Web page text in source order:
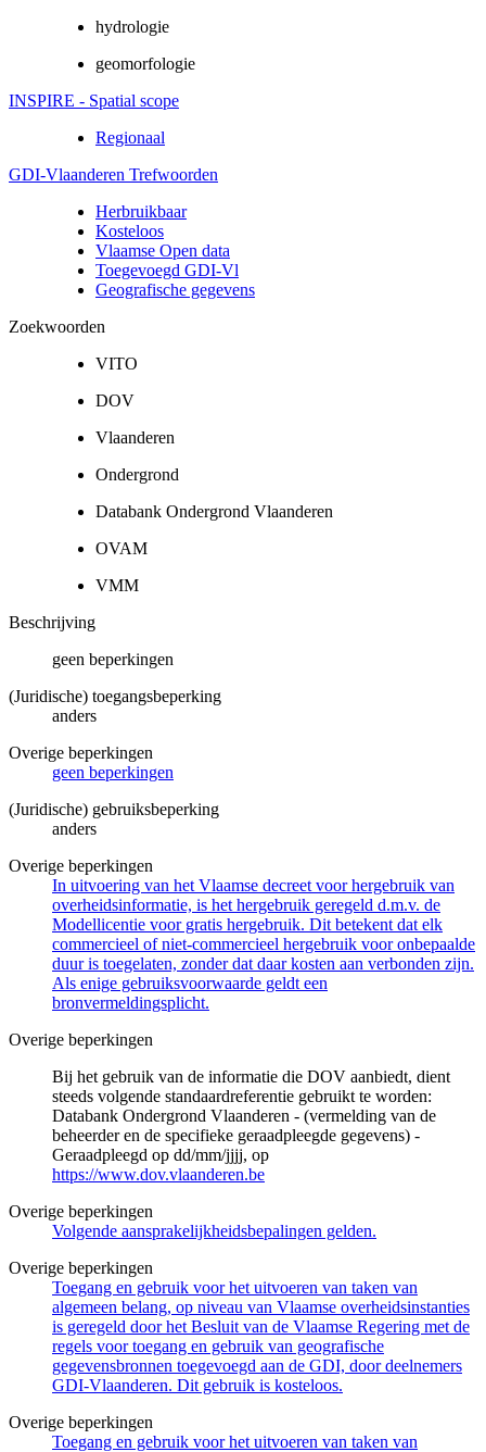
hydrologie
geomorfologie
INSPIRE - Spatial scope
Regionaal
GDI-Vlaanderen Trefwoorden
Herbruikbaar
Kosteloos
Vlaamse Open data
Toegevoegd GDI-Vl
Geografische gegevens
Zoekwoorden
VITO
DOV
Vlaanderen
Ondergrond
Databank Ondergrond Vlaanderen
OVAM
VMM
Beschrijving
geen beperkingen
(Juridische) toegangsbeperking
anders
Overige beperkingen
geen beperkingen
(Juridische) gebruiksbeperking
anders
Overige beperkingen
In uitvoering van het Vlaamse decreet voor hergebruik van
overheidsinformatie, is het hergebruik geregeld d.m.v. de
Modellicentie voor gratis hergebruik. Dit betekent dat elk
commercieel of niet-commercieel hergebruik voor onbepaalde
duur is toegelaten, zonder dat daar kosten aan verbonden zijn.
Als enige gebruiksvoorwaarde geldt een
bronvermeldingsplicht.
Overige beperkingen
Bij het gebruik van de informatie die DOV aanbiedt, dient
steeds volgende standaardreferentie gebruikt te worden:
Databank Ondergrond Vlaanderen - (vermelding van de
beheerder en de specifieke geraadpleegde gegevens) -
Geraadpleegd op dd/mm/jjjj, op
https://www.dov.vlaanderen.be
Overige beperkingen
Volgende aansprakelijkheidsbepalingen gelden.
Overige beperkingen
Toegang en gebruik voor het uitvoeren van taken van
algemeen belang, op niveau van Vlaamse overheidsinstanties
is geregeld door het Besluit van de Vlaamse Regering met de
regels voor toegang en gebruik van geografische
gegevensbronnen toegevoegd aan de GDI, door deelnemers
GDI-Vlaanderen. Dit gebruik is kosteloos.
Overige beperkingen
Toegang en gebruik voor het uitvoeren van taken van